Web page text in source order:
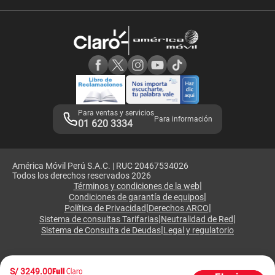
S/3249.00
Consulta de IMEI
Consulta de reclamos
Adquirientes iPhone 6, 6S y SE
Mensaje de Seguridad
Términos y Condiciones de Tienda Claro
Libro de Reclamaciones
Legales de marketplace
Para ventas y servicios
01 620 3334 Para información
América Móvil Perú S.A.C. | RUC 20467534026
Todos los derechos reservados 2026
Términos y condiciones de la web|
Condiciones de garantía de equipos|
Política de Privacidad|Derechos ARCO|
Sistema de consultas Tarifarias|Neutralidad de Red|
Sistema de Consulta de Deudas|Legal y regulatorio